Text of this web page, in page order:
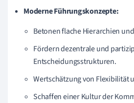
Moderne Führungskonzepte:
Betonen flache Hierarchien
Fördern dezentrale und
Entscheidungsstrukturen.
Wertschätzung von Flexibilität
Schaffen einer Kultur der